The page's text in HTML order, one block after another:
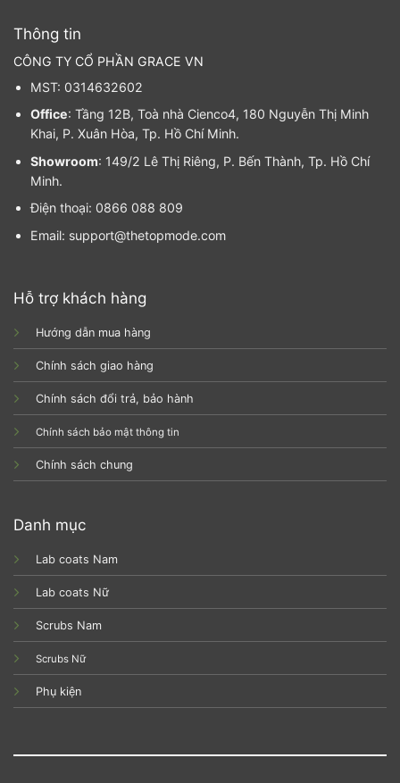
Thông tin
CÔNG TY CỔ PHẦN GRACE VN
MST: 0314632602
Office: Tầng 12B, Toà nhà Cienco4, 180 Nguyễn Thị Minh
Khai, P. Xuân Hòa, Tp. Hồ Chí Minh.
Showroom: 149/2 Lê Thị Riêng, P. Bến Thành, Tp. Hồ Chí
Minh.
Điện thoại: 0866 088 809
Email: support@thetopmode.com
Hỗ trợ khách hàng
Hướng dẫn mua hàng
Chính sách giao hàng
Chính sách đổi trả, bảo hành
Chính sách bảo mật thông tin
Chính sách chung
Danh mục
Lab coats Nam
Lab coats Nữ
Scrubs Nam
Scrubs Nữ
Phụ kiện